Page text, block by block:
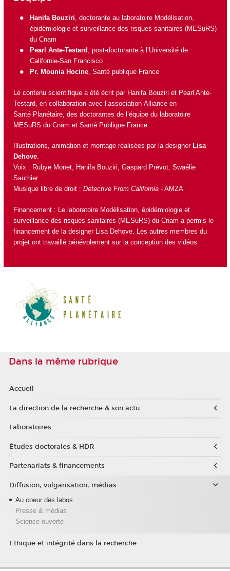
Hanifa Bouziri, doctorante au laboratoire Modélisation,
épidémiologie et surveillance des risques sanitaires (MESuRS)
du Cnam
Pearl Ante-Testard , post-doctorante à l’Université de
Californie-San Francisco
Pr. Mounia Hocine, Santé publique France
Le contenu scientifique a été écrit par Hanifa Bouziri et Pearl Ante-
Testard, en collaboration avec l’association Alliance en
Santé Planétaire, des doctorantes de l’équipe du laboratoire
MESuRS du Cnam et Santé Publique France.
Illustrations, animation et montage réalisées par la designer Lisa
Dehove.
Voix : Rubye Monet, Hanifa Bouziri, Gaspard Prévot, Swaélie
Sauthier
Musique libre de droit : Detective From California - AMZA
Financement : Le laboratoire Modélisation, épidémiologie et
surveillance des risques sanitaires (MESuRS)du Cnam a permis le
financement de la designer Lisa Dehove. Les autres membres du
projet ont travaillé bénévolement sur la conception des vidéos.
Dans la même rubrique
Accueil
La direction de la recherche & son actu
Laboratoires
Études doctorales & HDR
Partenariats & financements
Diffusion, vulgarisation, médias
Au coeur des labos
Presse & médias
Science ouverte
Ethique et intégrité dans la recherche